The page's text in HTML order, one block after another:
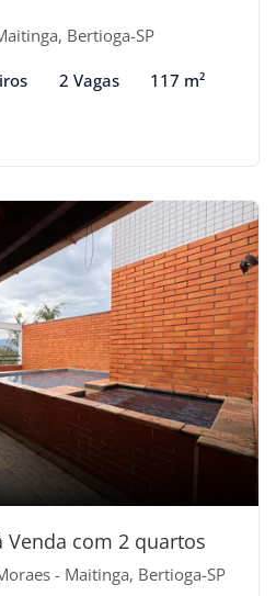
Bertioga-SP
2 Vagas 117 m²
Venda com 2 quartos
- Maitinga, Bertioga-SP